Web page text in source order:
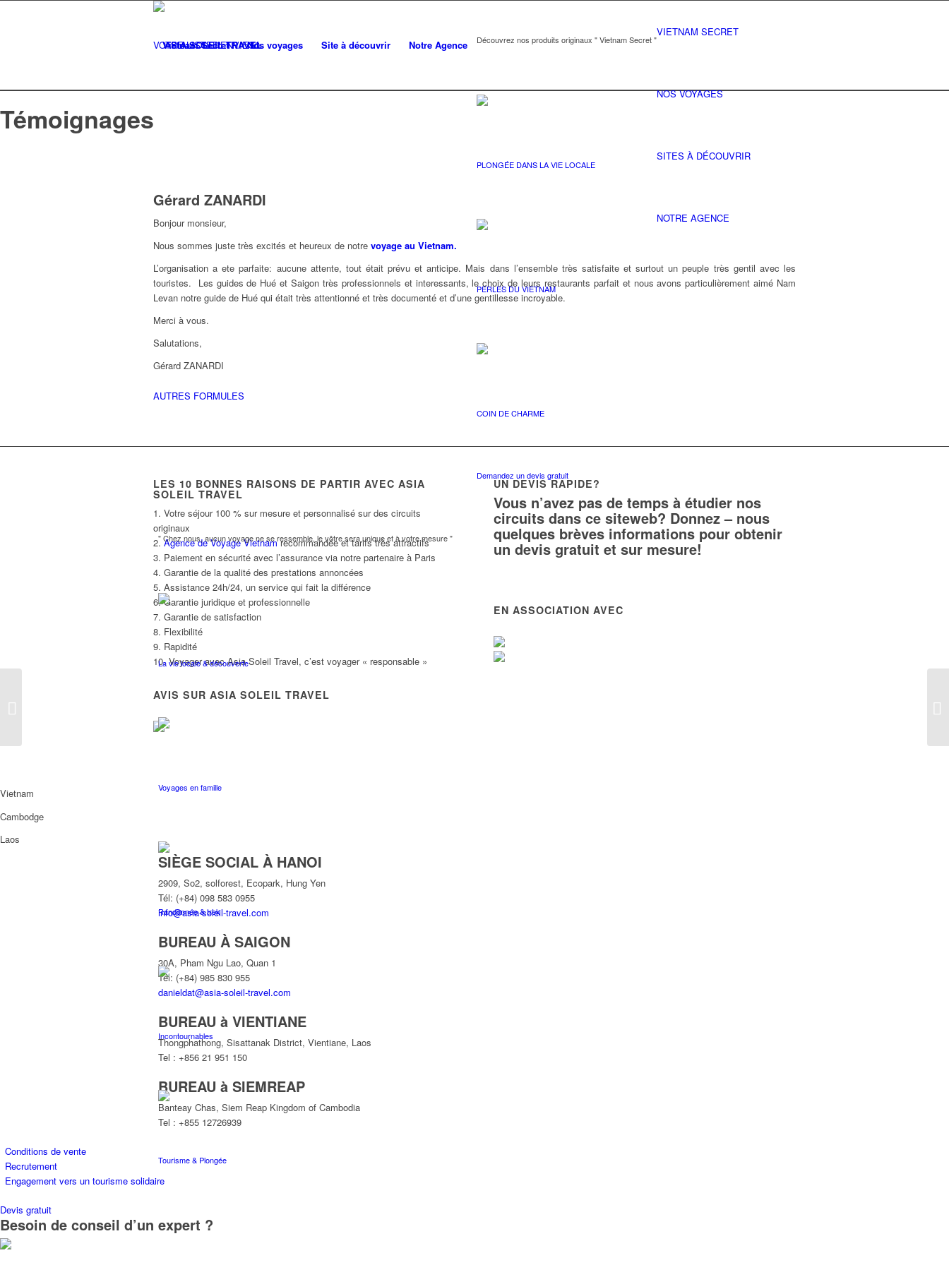
Vietnam Secret Nos voyages Site à découvrir Notre Agence
VIETNAM SECRET
Découvrez nos produits originaux " Vietnam Secret "
PLONGÉE DANS LA VIE LOCALE
PERLES DU VIETNAM
COIN DE CHARME
Demandez un devis gratuit
NOS VOYAGES
" Chez nous, aucun voyage ne se ressemble, le vôtre sera unique et à votre mesure "
La vie locale & découverte
Voyages en famille
Randonnée & trek
Incontournables
Tourisme & Plongée
SITES À DÉCOUVRIR
NOTRE AGENCE
VOTRE LISTED'ENVIES0
Témoignages
Gérard ZANARDI
Bonjour monsieur,
Nous sommes juste très excités et heureux de notre voyage au Vietnam.
L’organisation a ete parfaite: aucune attente, tout était prévu et anticipe. Mais dans l’ensemble très satisfaite et surtout un peuple très gentil avec les
touristes. Les guides de Hué et Saigon très professionnels et interessants, le choix de leurs restaurants parfait et nous avons particulièrement aimé Nam
Levan notre guide de Hué qui était très attentionné et très documenté et d’une gentillesse incroyable.
Merci à vous.
Salutations,
Gérard ZANARDI
AUTRES FORMULES
LES 10 BONNES RAISONS DE PARTIR AVEC ASIA
SOLEIL TRAVEL
1. Votre séjour 100 % sur mesure et personnalisé sur des circuits
originaux
2.Agence de Voyage Vietnamrecommandée et tarifs très attractifs
3. Paiement en sécurité avec l’assurance via notre partenaire à Paris
4. Garantie de la qualité des prestations annoncées
5. Assistance 24h/24, un service qui fait la différence
6. Garantie juridique et professionnelle
7. Garantie de satisfaction
8. Flexibilité
9. Rapidité
10. Voyager avec Asia Soleil Travel, c’est voyager « responsable »
AVIS SUR ASIA SOLEIL TRAVEL
UN DEVIS RAPIDE?
Vous n’avez pas de temps à étudier nos
circuits dans ce siteweb? Donnez – nous
quelques brèves informations pour obtenir
un devis gratuit et sur mesure!
EN ASSOCIATION AVEC
Vietnam
Cambodge
Laos
SIÈGE SOCIAL À HANOI
2909, So2, solforest, Ecopark, Hung Yen
Tél: (+84) 098 583 0955
info@asia-soleil-travel.com
BUREAU À SAIGON
30A, Pham Ngu Lao, Quan 1
Tél: (+84) 985 830 955
danieldat@asia-soleil-travel.com
BUREAU à VIENTIANE
Thongphathong, Sisattanak District, Vientiane, Laos
Tel : +856 21 951 150
BUREAU à SIEMREAP
Banteay Chas, Siem Reap Kingdom of Cambodia
Tel : +855 12726939
Conditions de vente
Recrutement
Engagement vers un tourisme solidaire
Devis gratuit
Besoin de conseil d’un expert ?